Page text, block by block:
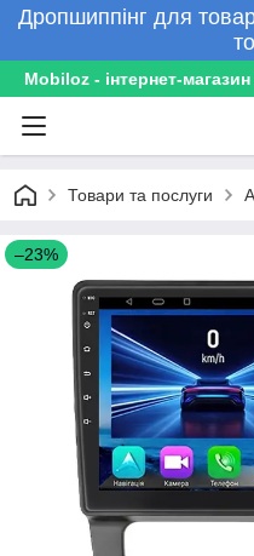
Дропшиппінг для
Mobiloz - інтернет-магазин
Товари та послуги
–23%